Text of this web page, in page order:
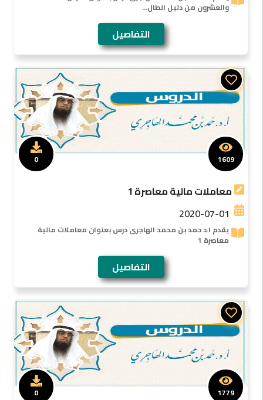
والعشرون من دليل الطال...
التفاصيل
معاملات مالية معاصرة 1
2020-07-01
يقدم ا.د حمد بن محمد الهاجرى درس بعنوان معاملات مالية
معاصرة 1
التفاصيل
1609
0
1779
0